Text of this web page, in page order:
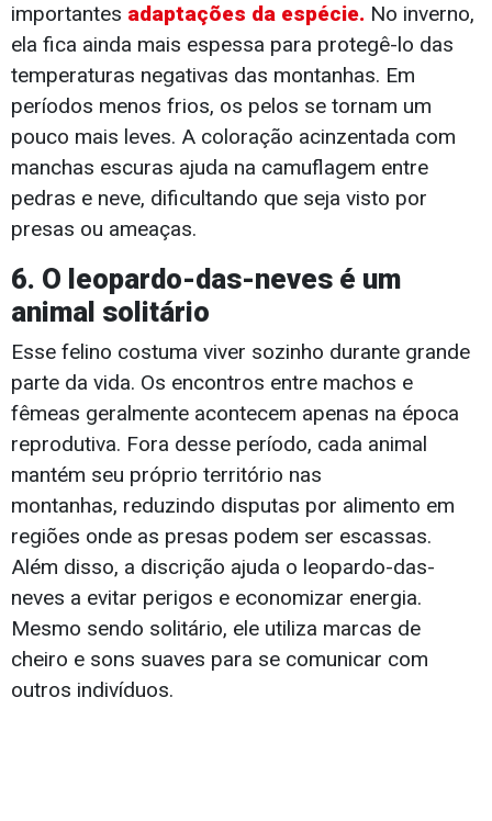
importantes adaptações da espécie. No inverno,
ela fica ainda mais espessa para protegê-lo das
temperaturas negativas das montanhas. Em
períodos menos frios, os pelos se tornam um
pouco mais leves. A coloração acinzentada com
manchas escuras ajuda na camuflagem entre
pedras e neve, dificultando que seja visto por
presas ou ameaças.
6. O leopardo-das-neves é um
animal solitário
Esse felino costuma viver sozinho durante grande
parte da vida. Os encontros entre machos e
fêmeas geralmente acontecem apenas na época
reprodutiva. Fora desse período, cada animal
mantém seu próprio território nas
montanhas, reduzindo disputas por alimento em
regiões onde as presas podem ser escassas.
Além disso, a discrição ajuda o leopardo-das-
neves a evitar perigos e economizar energia.
Mesmo sendo solitário, ele utiliza marcas de
cheiro e sons suaves para se comunicar com
outros indivíduos.